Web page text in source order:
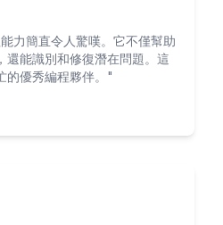
力簡直令人驚嘆。它不僅幫助
還能識別和修復潛在問題。這
優秀編程夥伴。 "